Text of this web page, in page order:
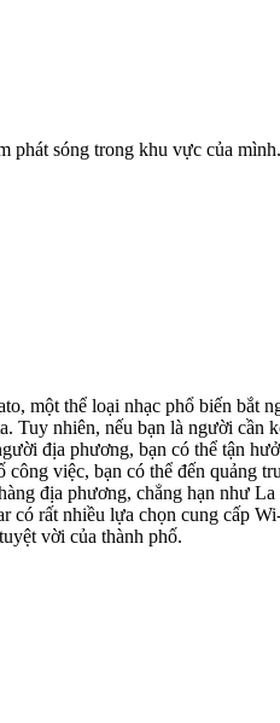
phát sóng trong khu vực của mình.
một thể loại nhạc phổ biến bắt
Tuy nhiên, nếu bạn là người cần
địa phương, bạn có thể tận
việc, bạn có thể đến quảng
địa phương, chẳng hạn như
có rất nhiều lựa chọn cung cấp
vời của thành phố.